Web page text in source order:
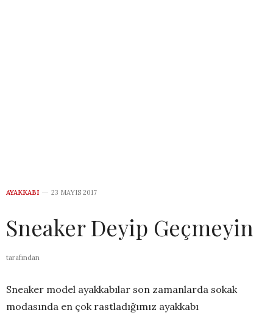
AYAKKABI 23 MAYIS 2017
Sneaker Deyip Geçmeyin
tarafından
Sneaker model ayakkabılar son zamanlarda sokak
modasında en çok rastladığımız ayakkabı